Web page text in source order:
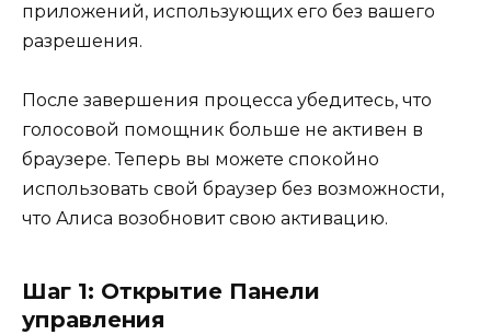
приложений, использующих его без вашего
разрешения.
После завершения процесса убедитесь, что
голосовой помощник больше не активен в
браузере. Теперь вы можете спокойно
использовать свой браузер без возможности,
что Алиса возобновит свою активацию.
Шаг 1: Открытие Панели
управления